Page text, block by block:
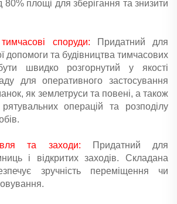
площі для зберігання та знизити
споруди:
Придатний для
допомоги та будівництва тимчасових
швидко розгорнутий у якості
для оперативного застосування
як землетруси та повені, а також
операцій та розподілу
та заходи:
Придатний для
і відкритих заходів. Складана
зручність переміщення чи